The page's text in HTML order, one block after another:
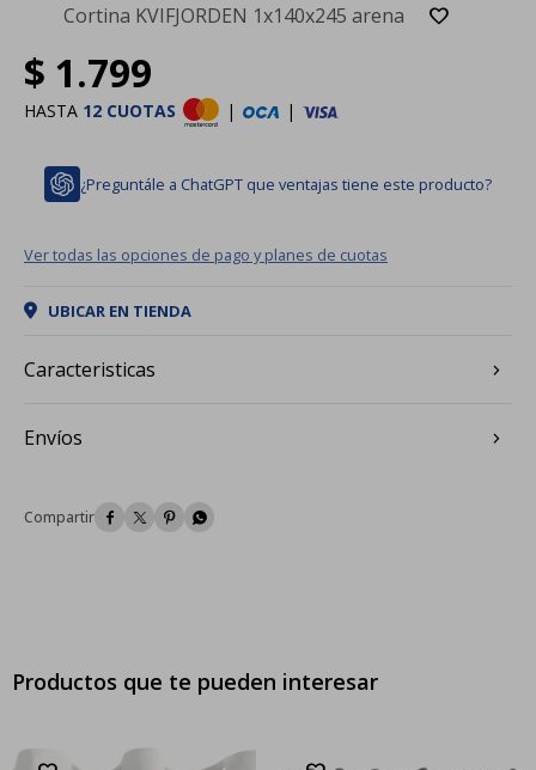
Cortina KVIFJORDEN 1x140x245 arena
$ 1.799
HASTA 12 CUOTAS | |
¿Preguntále a ChatGPT que ventajas tiene este producto?
Ver todas las opciones de pago y planes de cuotas
UBICAR EN TIENDA
Caracteristicas
Envíos
   
Productos que te pueden interesar